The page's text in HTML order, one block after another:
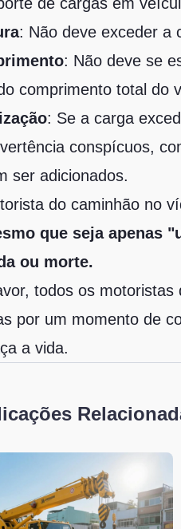
: Não deve exceder a
: Não deve se
comprimento total do
: Se a carga
conspícuos,
ser adicionados.
do caminhão no
que seja apenas
ou morte.
todos os
por um momento de
a vida.